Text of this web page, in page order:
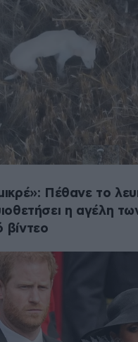
Πέθανε το
η αγέλη
βίντεο